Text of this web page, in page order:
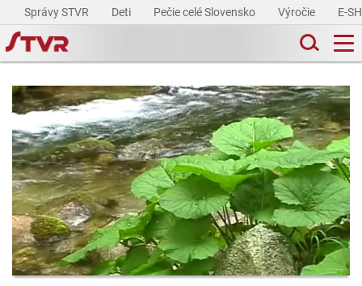
Správy STVR Deti Pečie celé Slovensko Výročie E-